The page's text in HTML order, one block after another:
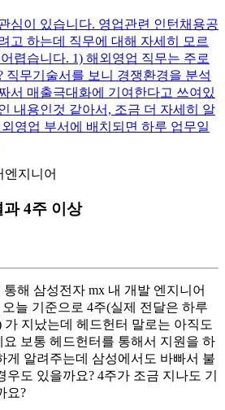
심이 있습니다. 영업관련 인턴채용공
고 하는데 직무에 대해 자세히 모르
렵습니다. 1) 해외영업 직무는 주로
직무기술서를 보니 경쟁환경을 분석
서 매출극대화에 기여한다고 쓰여있
내용인것 같아서, 조금 더 자세히 알
영업 부서에 배치되면 하루 업무일
엔지니어
4주 이상
해 삼성전자 mx 내 개발 엔지니어
늘 기준으로 4주(실제 전달은 하루
가 지났는데 헤드헌터 말로는 아직도
보통 헤드헌터를 통해서 지원을 하
게 알려주는데 삼성에서도 바빠서 불
도 있을까요? 4주가 조금 지나도 기
요?